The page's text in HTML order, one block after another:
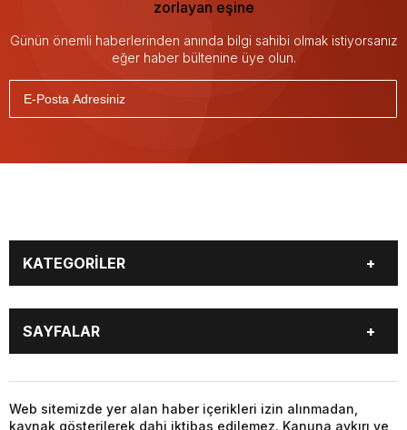
Günün önemli haberlerinden anında bilgi sahibi olmak istiyorsanız
eğer haber bültenine üye olun.
KATEGORİLER
GÜNDEM
DÜNYA
SİYASET
SPOR
MAGAZİN
SAĞLIK
EĞİTİM
YAŞAM
TEKNOLOJİ
SAYFALAR
CANLI SONUÇLAR
CANLI TV
FİKSTÜR
FİRMA EKLE
Web sitemizde yer alan haber içerikleri izin alınmadan,
kaynak gösterilerek dahi iktibas edilemez. Kanuna aykırı ve